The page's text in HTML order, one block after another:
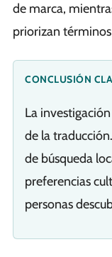
de marca,
priorizan
CONCLUSIÓN
La
de la
de búsqueda
preferencias
personas